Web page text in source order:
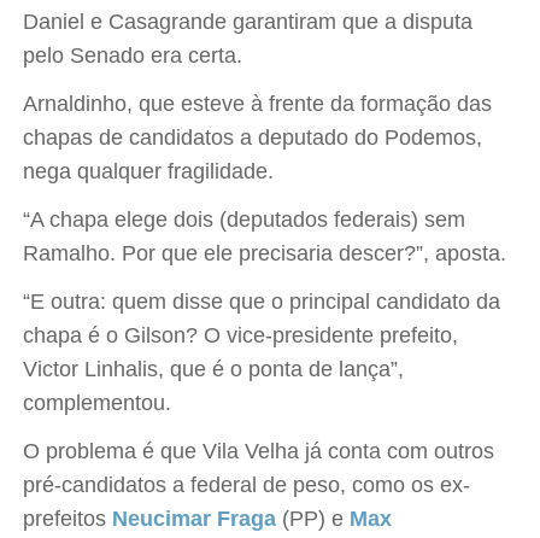
Daniel e Casagrande garantiram que a disputa
pelo Senado era certa.
Arnaldinho, que esteve à frente da formação das
chapas de candidatos a deputado do Podemos,
nega qualquer fragilidade.
“A chapa elege dois (deputados federais) sem
Ramalho. Por que ele precisaria descer?”, aposta.
“E outra: quem disse que o principal candidato da
chapa é o Gilson? O vice-presidente prefeito,
Victor Linhalis, que é o ponta de lança”,
complementou.
O problema é que Vila Velha já conta com outros
pré-candidatos a federal de peso, como os ex-
prefeitos Neucimar Fraga (PP) e Max